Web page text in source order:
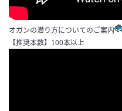
オガンの潜り方についてのご案内
【推奨本数】100本以上